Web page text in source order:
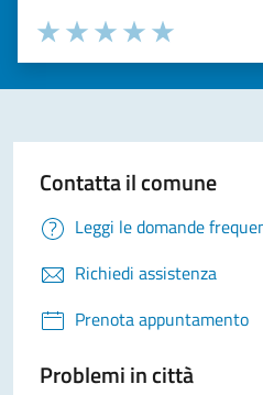
Valuta la chiarezza delle
Seleziona il numero di stelle
Valuta 5 stelle
Valuta 4 stelle su 5
Valuta 3 stelle su 5
Valuta 2 stelle su 5
Valuta 1 stelle su 5
Contatta il comune
Leggi le domande
Richiedi assistenza
Prenota appuntamento
Problemi in città